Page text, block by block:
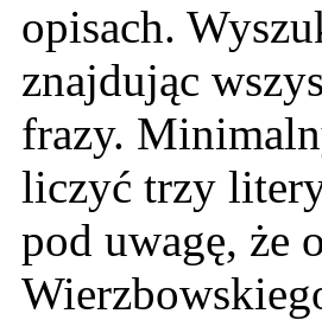
opisach.
znajdując
frazy.
liczyć trzy
pod uwagę, że